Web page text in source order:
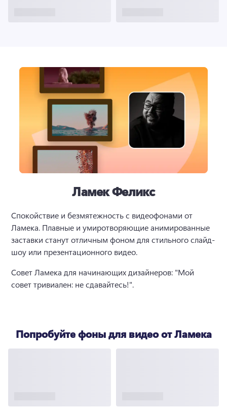
Ламек Феликс
Спокойствие и безмятежность с видеофонами от
Ламека. Плавные и умиротворяющие анимированные
заставки станут отличным фоном для стильного слайд-
шоу или презентационного видео.
Совет Ламека для начинающих дизайнеров: "Мой
совет тривиален: не сдавайтесь!".
Попробуйте фоны для видео от Ламека